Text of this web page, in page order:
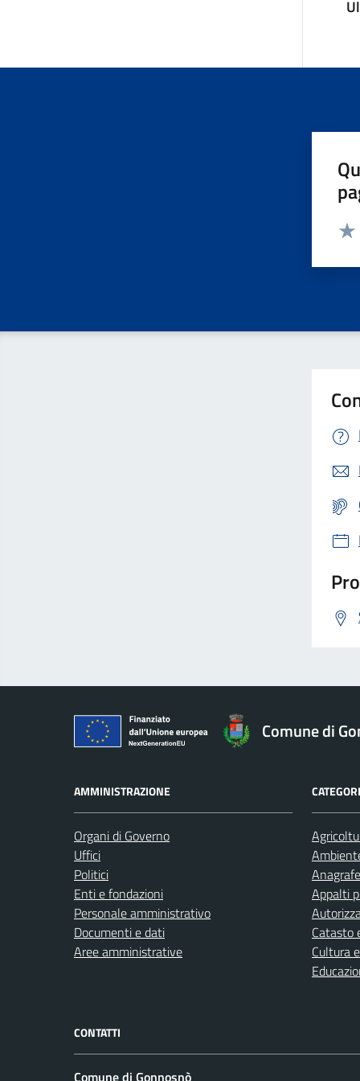
Comune di
AMMINISTRAZIONE
Organi di Governo
Uffici
Politici
Enti e fondazioni
Personale amministrativo
Documenti e dati
Aree amministrative
Appalti
Catasto
Cultura
CONTATTI
Comune di Gonnosnò